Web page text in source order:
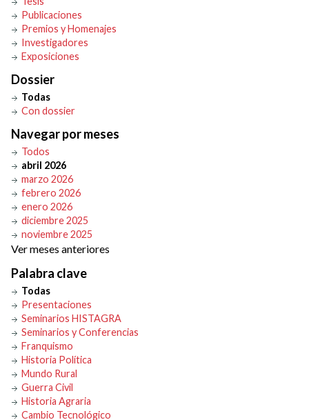
Publicaciones
Premios y Homenajes
Investigadores
Exposiciones
Dossier
Todas
Con dossier
Navegar por meses
Todos
abril 2026
marzo 2026
febrero 2026
enero 2026
diciembre 2025
noviembre 2025
Ver meses anteriores
Palabra clave
Todas
Presentaciones
Seminarios HISTAGRA
Seminarios y Conferencias
Franquismo
Historia Política
Mundo Rural
Guerra Civil
Historia Agraria
Cambio Tecnológico